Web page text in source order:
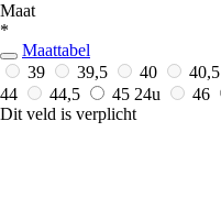
Maat
*
Maattabel
39
39,5 40 40,5
44
44,5 45 24u 46
Dit veld is verplicht